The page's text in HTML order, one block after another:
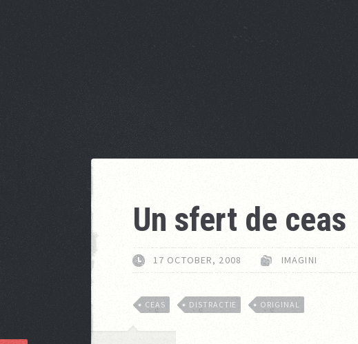
Un sfert de ceas
17 OCTOBER, 2008 IMAGINI
CEAS DISTRACTIE ORIGINAL